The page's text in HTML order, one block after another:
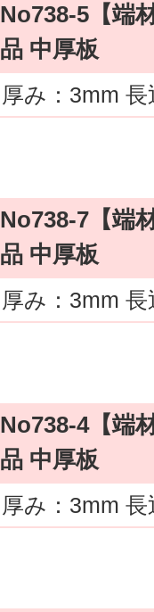
No738-5【端
品 中厚板
厚み：3mm
No738-7【端
品 中厚板
厚み：3mm
No738-4【端
品 中厚板
厚み：3mm